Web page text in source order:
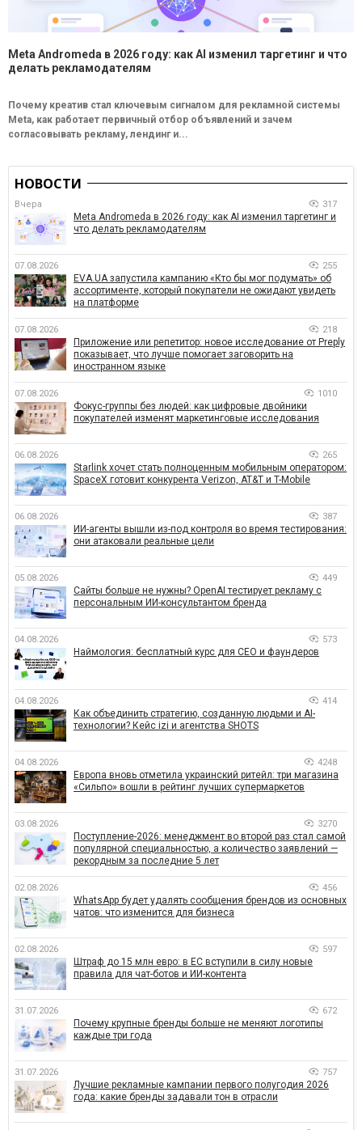
Meta Andromeda в 2026 году: как AI изменил таргетинг и что
делать рекламодателям
Почему креатив стал ключевым сигналом для рекламной системы
Meta, как работает первичный отбор объявлений и зачем
согласовывать рекламу, лендинг и...
НОВОСТИ
Вчера 317
Meta Andromeda в 2026 году: как AI изменил таргетинг и
что делать рекламодателям
07.08.2026 255
EVA.UA запустила кампанию «Кто бы мог подумать» об
ассортименте, который покупатели не ожидают увидеть
на платформе
07.08.2026 218
Приложение или репетитор: новое исследование от Preply
показывает, что лучше помогает заговорить на
иностранном языке
07.08.2026 1010
Фокус-группы без людей: как цифровые двойники
покупателей изменят маркетинговые исследования
06.08.2026 265
Starlink хочет стать полноценным мобильным оператором:
SpaceX готовит конкурента Verizon, AT&T и T-Mobile
06.08.2026 387
ИИ-агенты вышли из-под контроля во время тестирования:
они атаковали реальные цели
05.08.2026 449
Сайты больше не нужны? OpenAI тестирует рекламу с
персональным ИИ-консультантом бренда
04.08.2026 573
Наймология: бесплатный курс для CEO и фаундеров
04.08.2026 414
Как объединить стратегию, созданную людьми и AI-
технологии? Кейс izi и агентства SHOTS
04.08.2026 4248
Европа вновь отметила украинский ритейл: три магазина
«Сильпо» вошли в рейтинг лучших супермаркетов
03.08.2026 3270
Поступление-2026: менеджмент во второй раз стал самой
популярной специальностью, а количество заявлений —
рекордным за последние 5 лет
02.08.2026 456
WhatsApp будет удалять сообщения брендов из основных
чатов: что изменится для бизнеса
02.08.2026 597
Штраф до 15 млн евро: в ЕС вступили в силу новые
правила для чат-ботов и ИИ-контента
31.07.2026 672
Почему крупные бренды больше не меняют логотипы
каждые три года
31.07.2026 757
Лучшие рекламные кампании первого полугодия 2026
года: какие бренды задавали тон в отрасли